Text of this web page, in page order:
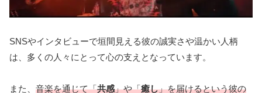
SNSやインタビューで垣間見える彼の誠実さや温かい人柄
は、多くの人々にとって心の支えとなっています。
また、 音楽を通じて「共感」や「癒し」を届けるという彼の